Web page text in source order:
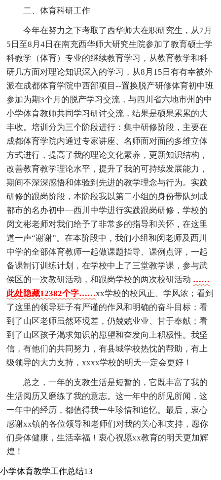
二、体育科研工作
今年在努力之下考取了西华师大在职研究生，从7月
5日至8月4日在南充西华师大研究生院参加了教育硕士学
科教学（体育）专业的继续教育学习，从教育教学和科
研几方面对理论知识深入的学习，从8月15日有有幸被外
派在成都体育学院中西部项目--置换脱产研修体育初中班
参加为期3个月的脱产学习交流，与四川省六地市州的中
小学体育教师共同学习研讨交流，结果是硕果累累的大
丰收。培训分为三个阶段进行：集中研修阶段，主要在
成都体育学院内通过专家讲座、名师面对面的多维立体
方式进行，提高了我的理论文化素养，更新知识结构，
改善教育教学理论水平，提升了我的可持续发展能力，
期间不深深感悟和体验到先进的教学理念与行为。实践
研修的跟岗阶段，本阶段我以第二小组的身份带队到成
都市的名办初中—西川中学进行实践跟岗研修，学校的
闵文彬老师对我们给予了非常多的指导和关怀，在这里
道一声“谢谢”。在本阶段中，我们小组和闵老师及西川
中学的全部体育教师一起做课题指导、课例点评，一起
备课制订训练计划，在学校中上了三堂教学课，参与武
侯区的一次教研活动，和跟岗学校的两次校研活动 ……
此处隐藏12382个字……xx学校的校风正、学风浓；看到
了这里的领导班子有严谨的作风和明确的奋斗目标；看
到了山区老师虽然环境差，仍兢兢业业、甘于奉献；看
到了山区孩子渴求知识的愿望和奋发向上积极性。我坚
信，有他们的共同努力，有县城学校热忱的帮助，有上
级领导的大力支持，xxxx学校的明天一定会更好！
总之，一年的支教生活是短暂的，它既丰富了我的
生活阅历又磨练了我的意志。这一年中的所见所闻，这
一年中的经历，都值得我一生珍惜和追忆。最后，衷心
感谢xx镇的各位领导和老师们对我的关心和支持，愿你
们身体健康，生活幸福！衷心祝愿xx教育的明天更加辉
煌！
小学体育教学工作总结13